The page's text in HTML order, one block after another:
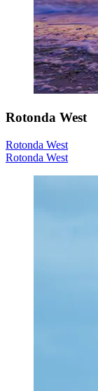
Rotonda West
Rotonda West
Rotonda West